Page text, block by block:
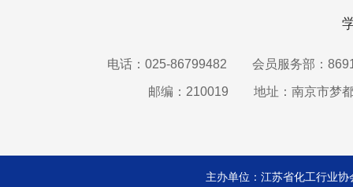
电话：025-86799482 会员服务部：
邮编：210019 地址：南京市梦
主办单位：江苏省化工行业